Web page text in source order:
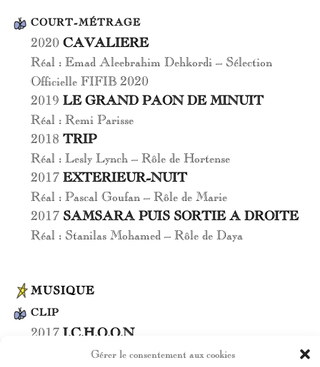
Gérer le consentement aux cookies
COURT-MÉTRAGE
2020 CAVALIERE
Réal : Emad Aleebrahim Dehkordi – Sélection
Officielle FIFIB 2020
2019 LE GRAND PAON DE MINUIT
Réal : Remi Parisse
2018 TRIP
Réal : Lesly Lynch – Rôle de Hortense
2017 EXTERIEUR-NUIT
Réal : Pascal Goufan – Rôle de Marie
2017 SAMSARA PUIS SORTIE A DROITE
Réal : Stanilas Mohamed – Rôle de Daya
MUSIQUE
CLIP
2017 I.C.H.O.O.N
I.C.H.O.O.N.